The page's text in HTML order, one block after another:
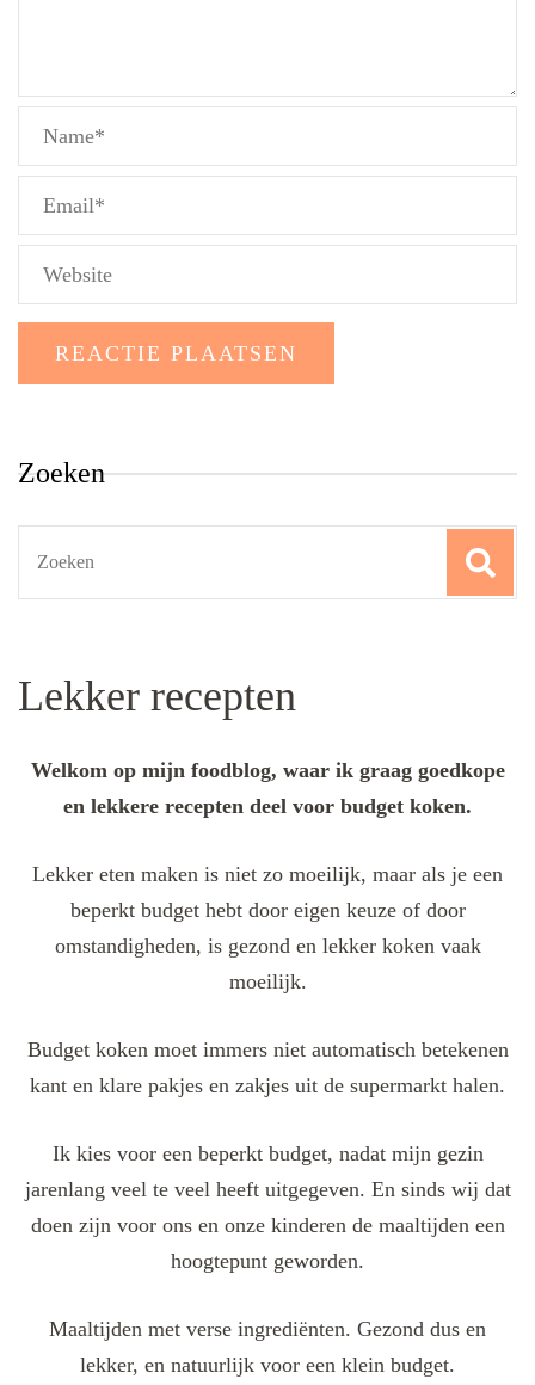
Zoeken
Lekker recepten
Welkom op mijn foodblog, waar ik graag goedkope
en lekkere recepten deel voor budget koken.
Lekker eten maken is niet zo moeilijk, maar als je een
beperkt budget hebt door eigen keuze of door
omstandigheden, is gezond en lekker koken vaak
moeilijk.
Budget koken moet immers niet automatisch betekenen
kant en klare pakjes en zakjes uit de supermarkt halen.
Ik kies voor een beperkt budget, nadat mijn gezin
jarenlang veel te veel heeft uitgegeven. En sinds wij dat
doen zijn voor ons en onze kinderen de maaltijden een
hoogtepunt geworden.
Maaltijden met verse ingrediënten. Gezond dus en
lekker, en natuurlijk voor een klein budget.